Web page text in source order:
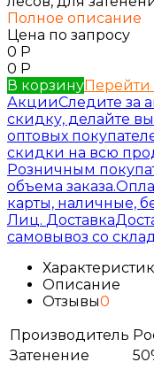
Полное описание
Цена по запросу
0 Р
0 Р
В корзинуПерейти
АкцииСледите за
скидку, делайте
оптовых
скидки на всю
Розничным
объема заказа.
карты, наличные,
Лиц. Доставка
самовывоз со
Описание
Отзывы0
Производитель
Затенение